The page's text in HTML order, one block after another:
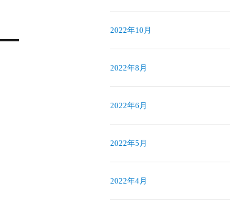
2022年10月
2022年8月
2022年6月
2022年5月
2022年4月